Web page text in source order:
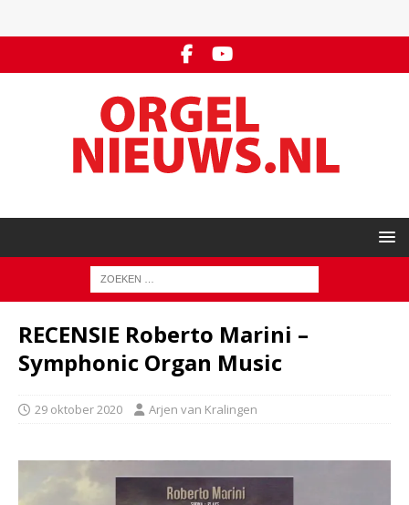
RECENSIE Roberto Marini –
Symphonic Organ Music
29 oktober 2020 Arjen van Kralingen